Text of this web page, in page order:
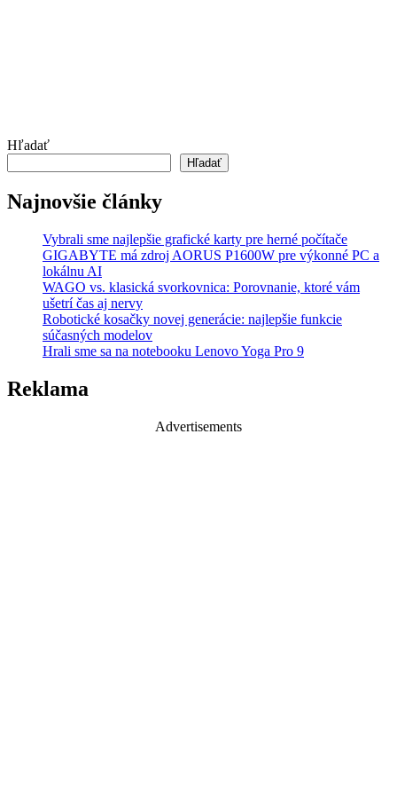
Hľadať
Hľadať
Najnovšie články
Vybrali sme najlepšie grafické karty pre herné počítače
GIGABYTE má zdroj AORUS P1600W pre výkonné PC a
lokálnu AI
WAGO vs. klasická svorkovnica: Porovnanie, ktoré vám
ušetrí čas aj nervy
Robotické kosačky novej generácie: najlepšie funkcie
súčasných modelov
Hrali sme sa na notebooku Lenovo Yoga Pro 9
Reklama
Advertisements